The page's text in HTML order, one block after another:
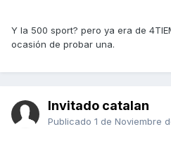
Y la 500 sport? pero ya era de
ocasión de probar una.
Invitado catalan
Publicado 1 de Noviembre